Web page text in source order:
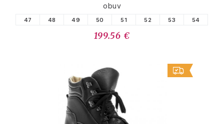
obuv
47 48 49 50 51 52 53 54
199.56 €